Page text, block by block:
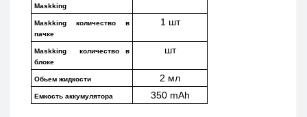
Maskking
Maskking количество в
пачке
1 шт
Maskking  количество в
блоке
шт
Обьем жидкости 2 мл
Емкость аккумулятора 350 mAh